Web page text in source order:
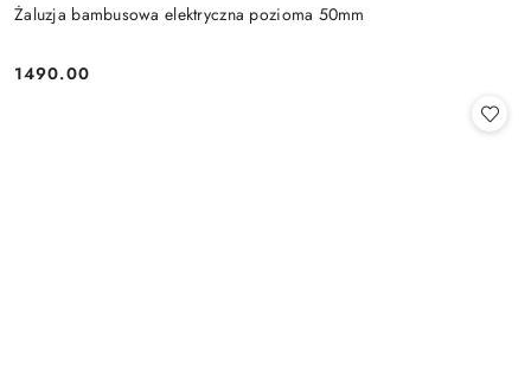
Żaluzja bambusowa elektryczna pozioma 50mm
Cena:
1490.00